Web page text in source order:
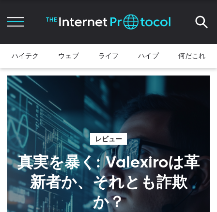
ハイテク ウェブ ライフ ハイプ 何だこれ
レビュー
真実を暴く: Valexiroは革
新者か、それとも詐欺
か？